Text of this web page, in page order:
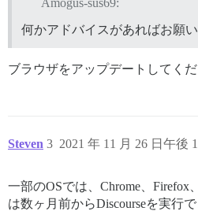
何かアドバイスがあればお願い
ブラウザをアップデートしてくだ
Steven 2021 年 11 月 26 日午後
3
一部のOSでは、Chrome、
は数ヶ月前からDiscourseを実行